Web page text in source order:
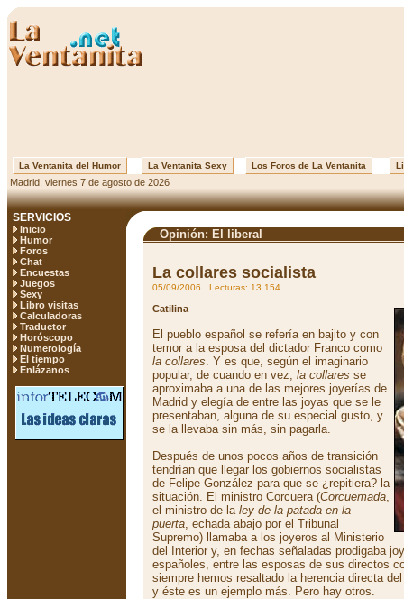
La Ventanita del Humor La Ventanita Sexy Los Foros de La Ventanita
Madrid, viernes 7 de agosto de 2026
SERVICIOS
Inicio
Humor
Foros
Chat
Encuestas
Juegos
Sexy
Libro visitas
Calculadoras
Traductor
Horóscopo
Numerología
El tiempo
Enlázanos
Opinión: El liberal
La collares socialista
05/09/2006 Lecturas: 13.154
Catilina
El pueblo español se refería en bajito y con
temor a la esposa del dictador Franco como
la collares. Y es que, según el imaginario
popular, de cuando en vez, la collares se
aproximaba a una de las mejores joyerías de
Madrid y elegía de entre las joyas que se le
presentaban, alguna de su especial gusto, y
se la llevaba sin más, sin pagarla.
Después de unos pocos años de transición
tendrían que llegar los gobiernos socialistas
de Felipe González para que se ¿repitiera? la
situación. El ministro Corcuera (Corcuemada,
el ministro de la ley de la patada en la
puerta, echada abajo por el Tribunal
Supremo) llamaba a los joyeros al Ministerio
del Interior y, en fechas señaladas prodigaba
españoles, entre las esposas de sus directos
siempre hemos resaltado la herencia directa
y éste es un ejemplo más. Pero hay otros.